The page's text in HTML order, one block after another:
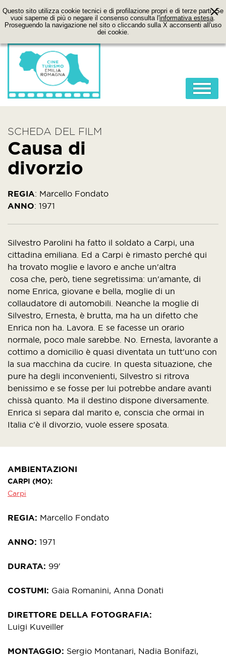
Questo sito utilizza cookie tecnici e di profilazione propri e di terze parti. Se
vuoi saperne di più o negare il consenso consulta l'informativa estesa.
Proseguendo la navigazione nel sito o cliccando sulla X acconsenti all'uso
dei cookie.
ABOUT
SCHEDA DEL FILM
Causa di
divorzio
REGIA: Marcello Fondato
ANNO: 1971
Silvestro Parolini ha fatto il soldato a Carpi, una
cittadina emiliana. Ed a Carpi è rimasto perché qui
ha trovato moglie e lavoro e anche un'altra
cosa che, però, tiene segretissima: un'amante, di
nome Enrica, giovane e bella, moglie di un
collaudatore di automobili. Neanche la moglie di
Silvestro, Ernesta, è brutta, ma ha un difetto che
Enrica non ha. Lavora. E se facesse un orario
normale, poco male sarebbe. No. Ernesta, lavorante a
cottimo a domicilio è quasi diventata un tutt'uno con
la sua macchina da cucire. In questa situazione, che
pure ha degli inconvenienti, Silvestro si ritrova
benissimo e se fosse per lui potrebbe andare avanti
chissà quanto. Ma il destino dispone diversamente.
Enrica si separa dal marito e, conscia che ormai in
Italia c'è il divorzio, vuole essere sposata.
AMBIENTAZIONI
CARPI (MO)
Carpi
REGIA Marcello Fondato
ANNO 1971
DURATA 99'
COSTUMI Gaia Romanini, Anna Donati
DIRETTORE DELLA FOTOGRAFIA
Luigi Kuveiller
MONTAGGIO
Sergio Montanari, Nadia Bonifazi,